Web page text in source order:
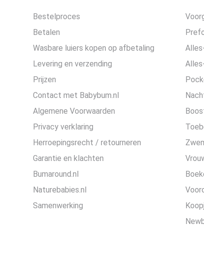
Bestelproces
Betalen
Wasbare luiers kopen op afbetaling
Levering en verzending
Prijzen
Contact met Babybum.nl
Algemene Voorwaarden
Privacy verklaring
Herroepingsrecht / retourneren
Garantie en klachten
Bumaround.nl
Naturebabies.nl
Samenwerking